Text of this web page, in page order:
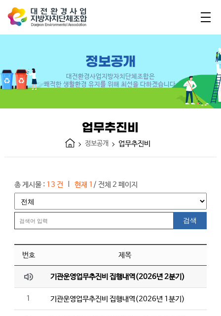
정보공개
대전환경사업지방자치단체조합은
쾌적한 생활환경 유지를 위해 최선을 다하겠습니다.
업무추진비
정보공개 업무추진비
총 게시물 : 13 건 현재 1 / 전체 2 페이지
번호 제목
기관운영업무추진비 집행내역(2026년 2분기)
1 기관운영업무추진비 집행내역(2026년 1분기)